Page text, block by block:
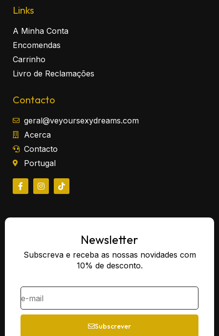
Links
A Minha Conta
Encomendas
Carrinho
Livro de Reclamações
Contacto
geral@veyoursexydreams.com
Acerca
Contacto
Portugal
Newsletter
Subscreva e receba as nossas novidades com
10% de desconto.
Subscrever